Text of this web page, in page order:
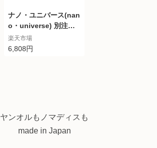
ナノ・ユニバース(nan
o・universe) 別注ア
スタリスクミニ F ブラ
ック NOMADIS
楽天市場
6,808円
ヤンオルもノマディスも
made in Japan